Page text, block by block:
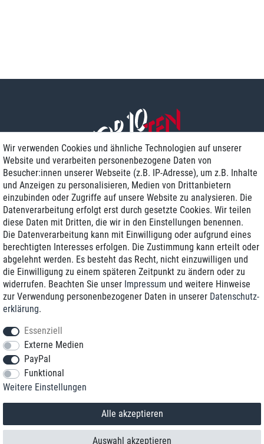
Zustellung am nächsten Werktag
Günstiger Versand
Generalüberholt mit Garantie
+49 8989 96160*
*Sie erreichen uns zum Ortstarif von Montag bis Freitag von 9 Uhr - 18 Uhr.
© 2018 TOP TEN Computervertrieb GmbH
Wir verwenden Cookies und ähnliche Technologien auf unserer
Website und verarbeiten personenbezogene Daten von
Besucher:innen unserer Webseite (z.B. IP-Adresse), um z.B. Inhalte
und Anzeigen zu personalisieren, Medien von Drittanbietern
einzubinden oder Zugriffe auf unsere Website zu analysieren. Die
Datenverarbeitung erfolgt erst durch gesetzte Cookies. Wir teilen
diese Daten mit Dritten, die wir in den Einstellungen benennen.
Die Datenverarbeitung kann mit Einwilligung oder aufgrund eines
berechtigten Interesses erfolgen. Die Zustimmung kann erteilt oder
abgelehnt werden. Es besteht das Recht, nicht einzuwilligen und
die Einwilligung zu einem späteren Zeitpunkt zu ändern oder zu
widerrufen. Beachten Sie unser Impressum und weitere Hinweise
zur Verwendung personenbezogener Daten in unserer Daten­schutz­
erklärung.
Essenziell
Externe Medien
PayPal
Funktional
Weitere Einstellungen
Alle akzeptieren
Auswahl akzeptieren